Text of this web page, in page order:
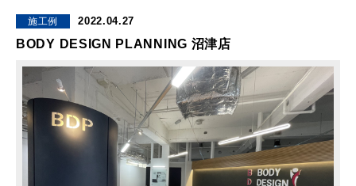
施工例 2022.04.27
BODY DESIGN PLANNING 沼津店